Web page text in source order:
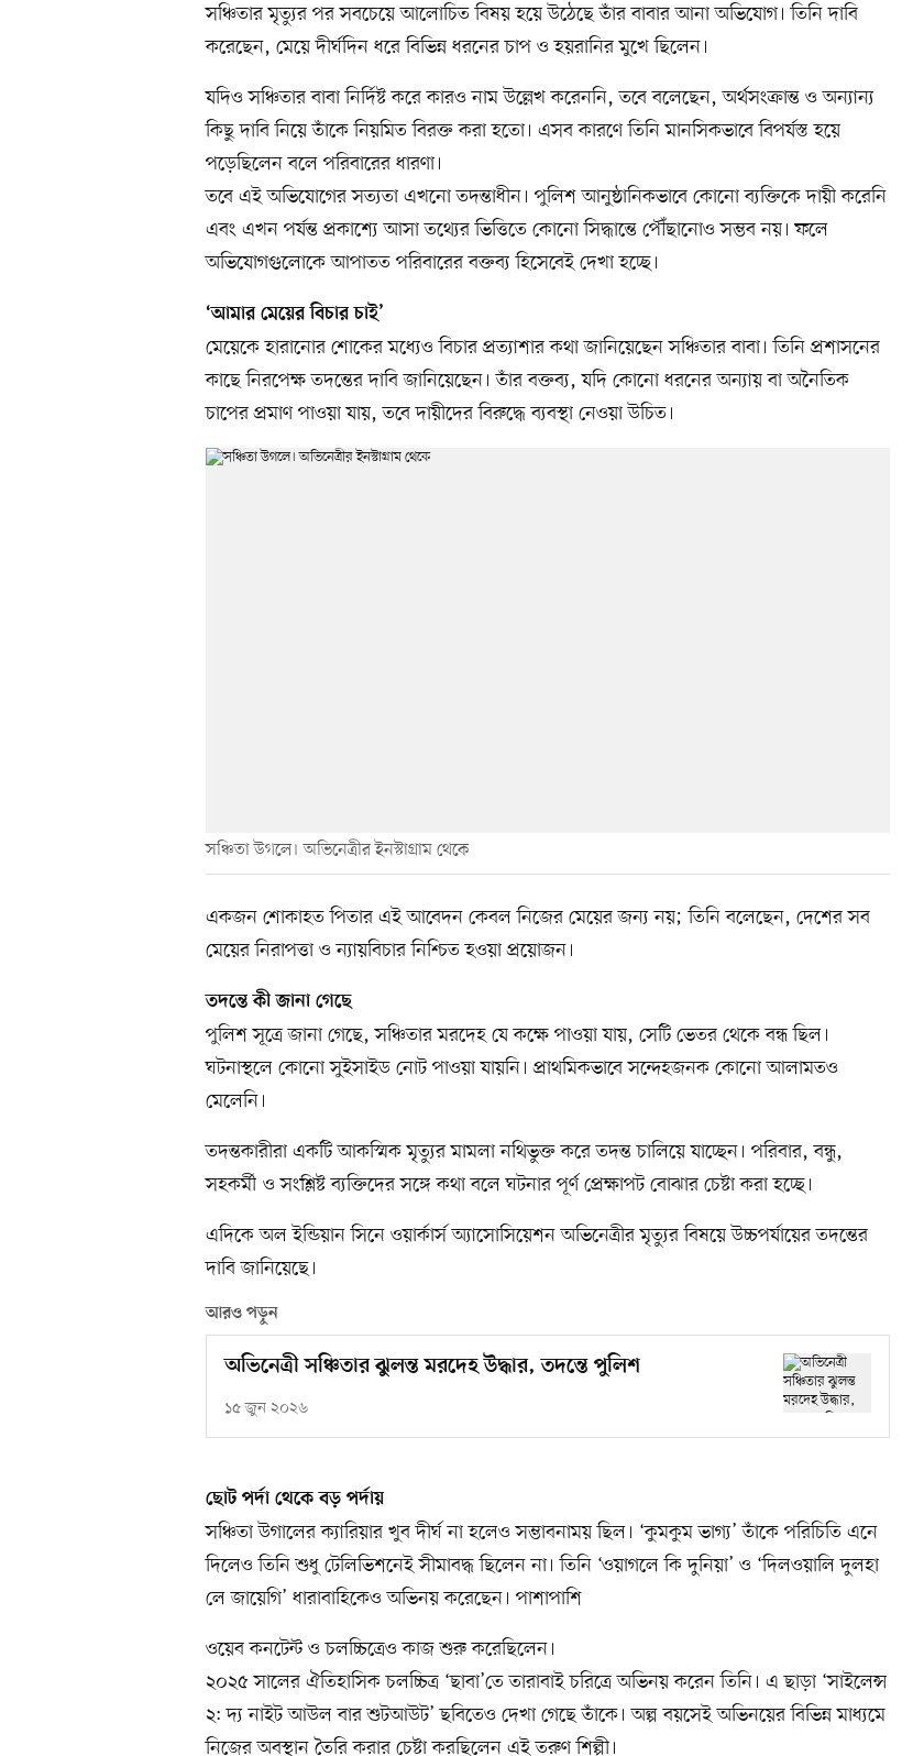
সঞ্চিতার মৃত্যুর পর সবচেয়ে আলোচিত বিষয় হয়ে উঠেছে তাঁর বাবার আনা অভিযোগ। তিনি দাবি
করেছেন, মেয়ে দীর্ঘদিন ধরে বিভিন্ন ধরনের চাপ ও হয়রানির মুখে ছিলেন।
যদিও সঞ্চিতার বাবা নির্দিষ্ট করে কারও নাম উল্লেখ করেননি, তবে বলেছেন, অর্থসংক্রান্ত ও অন্যান্য
কিছু দাবি নিয়ে তাঁকে নিয়মিত বিরক্ত করা হতো। এসব কারণে তিনি মানসিকভাবে বিপর্যস্ত হয়ে
পড়েছিলেন বলে পরিবারের ধারণা।
তবে এই অভিযোগের সত্যতা এখনো তদন্তাধীন। পুলিশ আনুষ্ঠানিকভাবে কোনো ব্যক্তিকে দায়ী করেনি
এবং এখন পর্যন্ত প্রকাশ্যে আসা তথ্যের ভিত্তিতে কোনো সিদ্ধান্তে পৌঁছানোও সম্ভব নয়। ফলে
অভিযোগগুলোকে আপাতত পরিবারের বক্তব্য হিসেবেই দেখা হচ্ছে।
‘আমার মেয়ের বিচার চাই’
মেয়েকে হারানোর শোকের মধ্যেও বিচার প্রত্যাশার কথা জানিয়েছেন সঞ্চিতার বাবা। তিনি প্রশাসনের
কাছে নিরপেক্ষ তদন্তের দাবি জানিয়েছেন। তাঁর বক্তব্য, যদি কোনো ধরনের অন্যায় বা অনৈতিক
চাপের প্রমাণ পাওয়া যায়, তবে দায়ীদের বিরুদ্ধে ব্যবস্থা নেওয়া উচিত।
সঞ্চিতা উগলে। অভিনেত্রীর ইনস্টাগ্রাম থেকে
একজন শোকাহত পিতার এই আবেদন কেবল নিজের মেয়ের জন্য নয়; তিনি বলেছেন, দেশের সব
মেয়ের নিরাপত্তা ও ন্যায়বিচার নিশ্চিত হওয়া প্রয়োজন।
তদন্তে কী জানা গেছে
পুলিশ সূত্রে জানা গেছে, সঞ্চিতার মরদেহ যে কক্ষে পাওয়া যায়, সেটি ভেতর থেকে বন্ধ ছিল।
ঘটনাস্থলে কোনো সুইসাইড নোট পাওয়া যায়নি। প্রাথমিকভাবে সন্দেহজনক কোনো আলামতও
মেলেনি।
তদন্তকারীরা একটি আকস্মিক মৃত্যুর মামলা নথিভুক্ত করে তদন্ত চালিয়ে যাচ্ছেন। পরিবার, বন্ধু,
সহকর্মী ও সংশ্লিষ্ট ব্যক্তিদের সঙ্গে কথা বলে ঘটনার পূর্ণ প্রেক্ষাপট বোঝার চেষ্টা করা হচ্ছে।
এদিকে অল ইন্ডিয়ান সিনে ওয়ার্কার্স অ্যাসোসিয়েশন অভিনেত্রীর মৃত্যুর বিষয়ে উচ্চপর্যায়ের তদন্তের
দাবি জানিয়েছে।
আরও পড়ুন
অভিনেত্রী সঞ্চিতার ঝুলন্ত মরদেহ উদ্ধার, তদন্তে পুলিশ
১৫ জুন ২০২৬
ছোট পর্দা থেকে বড় পর্দায়
সঞ্চিতা উগালের ক্যারিয়ার খুব দীর্ঘ না হলেও সম্ভাবনাময় ছিল। ‘কুমকুম ভাগ্য’ তাঁকে পরিচিতি এনে
দিলেও তিনি শুধু টেলিভিশনেই সীমাবদ্ধ ছিলেন না। তিনি ‘ওয়াগলে কি দুনিয়া’ ও ‘দিলওয়ালি দুলহা
লে জায়েগি’ ধারাবাহিকেও অভিনয় করেছেন। পাশাপাশি
ওয়েব কনটেন্ট ও চলচ্চিত্রেও কাজ শুরু করেছিলেন।
২০২৫ সালের ঐতিহাসিক চলচ্চিত্র ‘ছাবা’তে তারাবাই চরিত্রে অভিনয় করেন তিনি। এ ছাড়া ‘সাইলেন্স
২: দ্য নাইট আউল বার শুটআউট’ ছবিতেও দেখা গেছে তাঁকে। অল্প বয়সেই অভিনয়ের বিভিন্ন মাধ্যমে
নিজের অবস্থান তৈরি করার চেষ্টা করছিলেন এই তরুণ শিল্পী।